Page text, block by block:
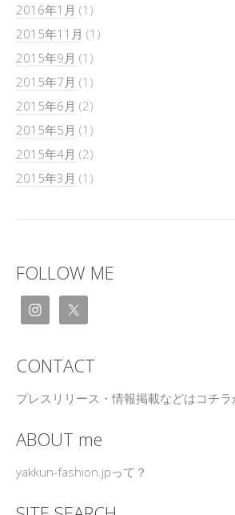
2016年1月 (1)
2015年11月 (1)
2015年9月 (1)
2015年7月 (1)
2015年6月 (2)
2015年5月 (1)
2015年4月 (2)
2015年3月 (1)
FOLLOW ME
CONTACT
プレスリリース・情報掲載などはコチラ
ABOUT me
yakkun-fashion.jpって？